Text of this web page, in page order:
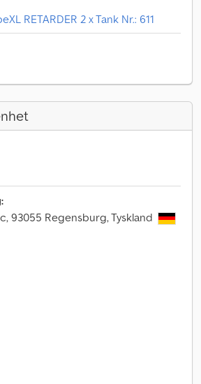
RETARDER 2 x Tank Nr.: 611
93055 Regensburg, Tyskland